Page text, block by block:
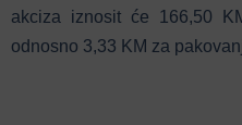
akciza iznosit će 166,50
odnosno 3,33 KM za